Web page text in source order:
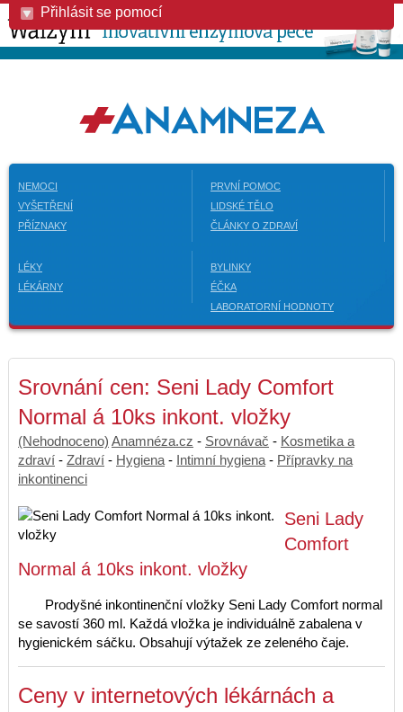
Přihlásit se pomocí
NEMOCI
VYŠETŘENÍ
PŘÍZNAKY
PRVNÍ POMOC
LIDSKÉ TĚLO
ČLÁNKY O ZDRAVÍ
LÉKY
LÉKÁRNY
BYLINKY
ÉČKA
LABORATORNÍ HODNOTY
Srovnání cen: Seni Lady Comfort
Normal á 10ks inkont. vložky
(Nehodnoceno) Anamnéza.cz - Srovnávač - Kosmetika a
zdraví - Zdraví - Hygiena - Intimní hygiena - Přípravky na
inkontinenci
Seni Lady
Comfort
Normal á 10ks inkont. vložky
Prodyšné inkontinenční vložky Seni Lady Comfort normal
se savostí 360 ml. Každá vložka je individuálně zabalena v
hygienickém sáčku. Obsahují výtažek ze zeleného čaje.
Ceny v internetových lékárnách a